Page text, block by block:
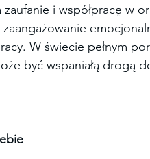
i współpracę w
W świecie pełnym
być wspaniałą drogą